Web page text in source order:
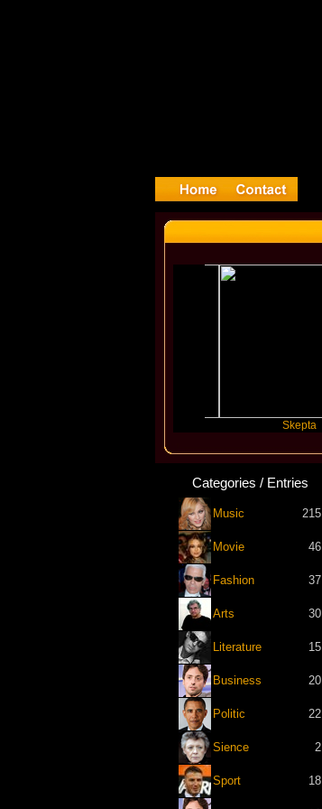
Categories / Entries
Music 215
Movie 46
Fashion 37
Arts 30
Literature 15
Business 20
Politic 22
Sience 2
Sport 18